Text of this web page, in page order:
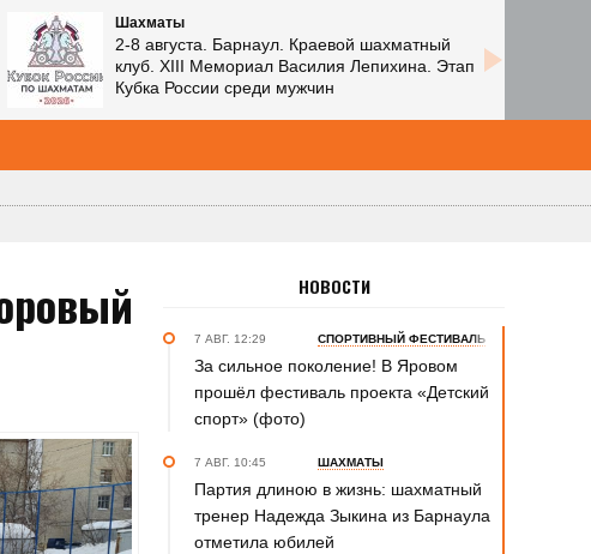
Шахматы
2-8 августа. Барнаул. Краевой шахматный
клуб. XIII Мемориал Василия Лепихина. Этап
Кубка России среди мужчин
НОВОСТИ
7 АВГ. 12:29 СПОРТИВНЫЙ ФЕСТИВАЛЬ
За сильное поколение! В Яровом
прошёл фестиваль проекта «Детский
спорт» (фото)
7 АВГ. 10:45 ШАХМАТЫ
Партия длиною в жизнь: шахматный
тренер Надежда Зыкина из Барнаула
отметила юбилей